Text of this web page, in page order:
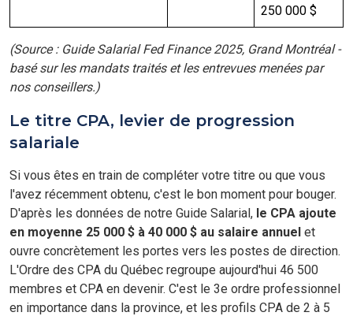
250 000 $
(Source : Guide Salarial Fed Finance 2025, Grand Montréal -
basé sur les mandats traités et les entrevues menées par
nos conseillers.)
Le titre CPA, levier de progression
salariale
Si vous êtes en train de compléter votre titre ou que vous
l'avez récemment obtenu, c'est le bon moment pour bouger.
D'après les données de notre Guide Salarial, le CPA ajoute
en moyenne 25 000 $ à 40 000 $ au salaire annuel et
ouvre concrètement les portes vers les postes de direction.
L'Ordre des CPA du Québec regroupe aujourd'hui 46 500
membres et CPA en devenir. C'est le 3e ordre professionnel
en importance dans la province, et les profils CPA de 2 à 5